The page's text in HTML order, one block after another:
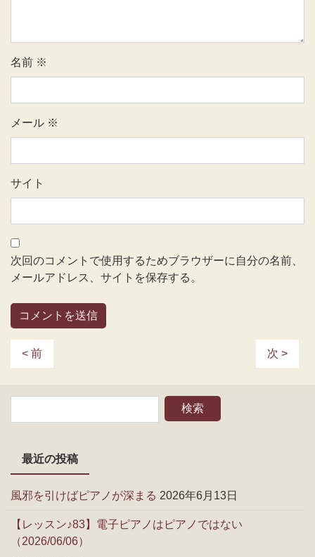
名前 ※
メール ※
サイト
次回のコメントで使用するためブラウザーに自分の名前、
メールアドレス、サイトを保存する。
< 前 次 >
最近の投稿
風邪を引けばピアノが深まる 2026年6月13日
【レッスン♪83】電子ピアノはピアノではない
（2026/06/06）